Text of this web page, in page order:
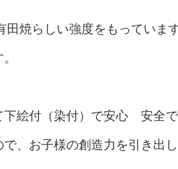
田焼らしい強度をもっていま
下絵付（染付）で安心 安全
で、お子様の創造力を引き出